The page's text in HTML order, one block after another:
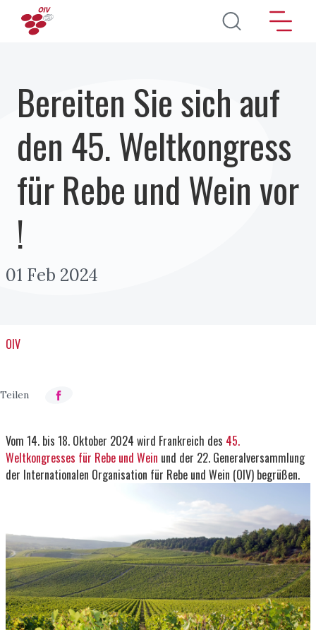
Direkt zum Inhalt
Bereiten Sie sich auf
den 45. Weltkongress
für Rebe und Wein vor
!
01 Feb 2024
OIV
Vom 14. bis 18. Oktober 2024 wird Frankreich des 45.
Weltkongresses für Rebe und Wein und der 22. Generalversammlung
der Internationalen Organisation für Rebe und Wein (OIV) begrüßen.